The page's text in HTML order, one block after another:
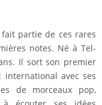
partie de ces rares
notes. Né à Tel-
Il sort son premier
avec ses
de morceaux pop,